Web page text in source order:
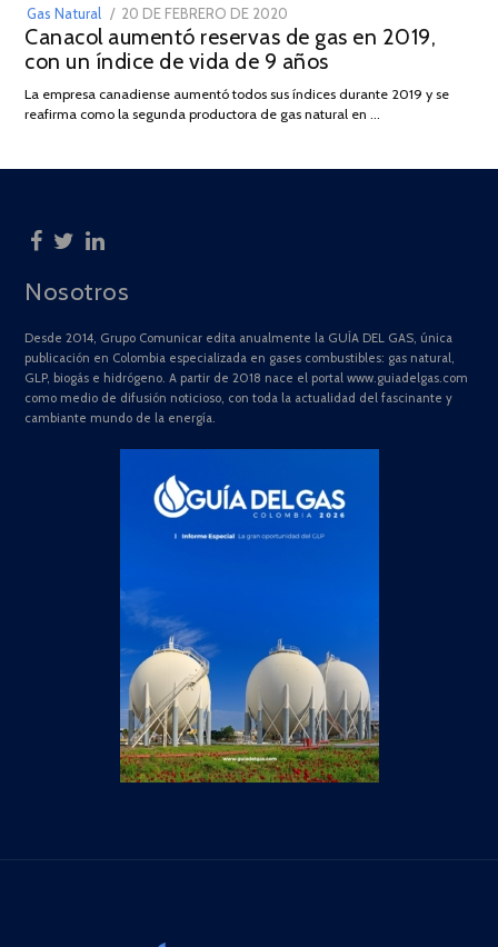
Gas Natural
POSTED
ON
20 DE FEBRERO DE 2020
DE
JULIO
2025
Canacol aumentó reservas de gas en 2019,
con un índice de vida de 9 años
La empresa canadiense aumentó todos sus índices durante 2019 y se
reafirma como la segunda productora de gas natural en …
Nosotros
Desde 2014, Grupo Comunicar edita anualmente la GUÍA DEL GAS, única
publicación en Colombia especializada en gases combustibles: gas natural,
GLP, biogás e hidrógeno. A partir de 2018 nace el portal www.guiadelgas.com
como medio de difusión noticioso, con toda la actualidad del fascinante y
cambiante mundo de la energía.